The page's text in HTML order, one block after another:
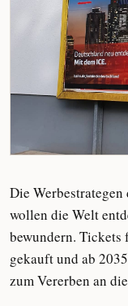
Die
wollen die Welt
bewundern. Tickets
gekauft und ab
zum Vererben an